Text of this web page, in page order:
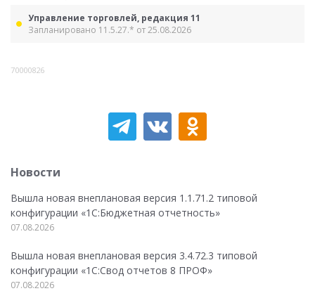
Управление торговлей, редакция 11
Запланировано 11.5.27.* от 25.08.2026
70000826
Новости
Вышла новая внеплановая версия 1.1.71.2 типовой
конфигурации «1C:Бюджетная отчетность»
07.08.2026
Вышла новая внеплановая версия 3.4.72.3 типовой
конфигурации «1C:Свод отчетов 8 ПРОФ»
07.08.2026